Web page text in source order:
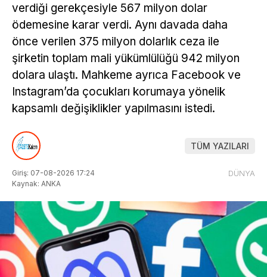
verdiği gerekçesiyle 567 milyon dolar
ödemesine karar verdi. Aynı davada daha
önce verilen 375 milyon dolarlık ceza ile
şirketin toplam mali yükümlülüğü 942 milyon
dolara ulaştı. Mahkeme ayrıca Facebook ve
Instagram’da çocukları korumaya yönelik
kapsamlı değişiklikler yapılmasını istedi.
TÜM YAZILARI
Giriş: 07-08-2026 17:24
Kaynak: ANKA
DÜNYA